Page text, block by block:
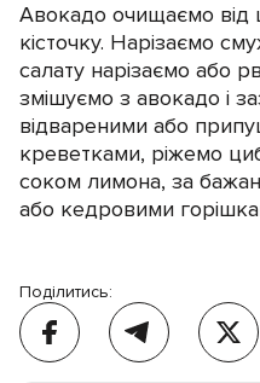
Авокадо очищаємо від
кісточку. Нарізаємо
салату нарізаємо або
змішуємо з авокадо і
відвареними або
креветками, ріжемо
соком лимона, за
або кедровими
Поділитись: